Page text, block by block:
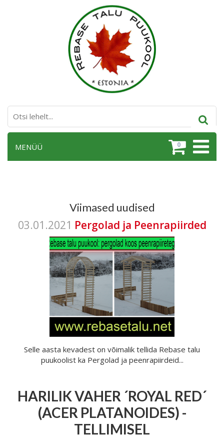
0
MENÜÜ
Viimased uudised
03.01.2021 Pergolad ja Peenrapiirded
Selle aasta kevadest on võimalik tellida Rebase talu
puukoolist ka Pergolad ja peenrapiirdeid...
HARILIK VAHER ´ROYAL RED´
(ACER PLATANOIDES) -
TELLIMISEL